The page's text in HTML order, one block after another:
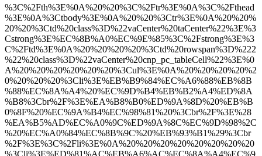
%3C%2Fth%3E%0A%20%20%3C%2Ftr%3E%0A%3C%2Fthead
%3E%0A%3Ctbody%3E%0A%20%20%3Ctr%3E%0A%20%20%
20%20%3Ctd%20class%3D%22vaCenter%20taCenter%22%3E%3
Cstrong%3E%EC%8B%A0%EC%9E%85%3C%2Fstrong%3E%3
C%2Ftd%3E%0A%20%20%20%20%3Ctd%20rowspan%3D%222
%22%20class%3D%22vaCenter%20cnp_pc_tableCell%22%3E%0
A%20%20%20%20%20%20%3Cul%3E%0A%20%20%20%20%2
0%20%20%20%3Cli%3E%EB%B9%84%EC%A6%88%EB%8B
%88%EC%8A%A4%20%EC%9D%B4%EB%B2%A4%ED%8A
%B8%3Cbr%2F%3E%EA%B8%B0%ED%9A%8D%20%EB%B
0%8F%20%EC%9A%B4%EC%98%81%20%3Cbr%2F%3E%28
%EA%B5%AD%EC%A0%9C%ED%9A%8C%EC%9D%98%2C
%20%EC%A0%84%EC%8B%9C%20%EB%93%B1%29%3Cbr
%2F%3E%3C%2Fli%3E%0A%20%20%20%20%20%20%20%20